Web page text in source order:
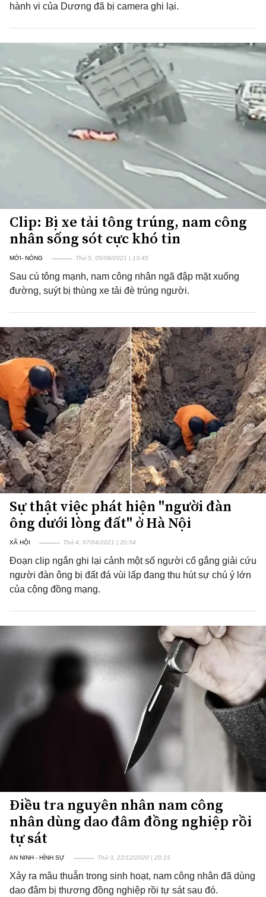
hành vi của Dương đã bị camera ghi lại.
Clip: Bị xe tải tông trúng, nam công
nhân sống sót cực khó tin
MỚI- NÓNG Thứ 5, 05/08/2021 | 13:45
Sau cú tông mạnh, nam công nhân ngã đập mặt xuống
đường, suýt bị thùng xe tải đè trúng người.
Sự thật việc phát hiện "người đàn
ông dưới lòng đất" ở Hà Nội
XÃ HỘI Thứ 4, 07/04/2021 | 20:54
Đoạn clip ngắn ghi lại cảnh một số người cố gắng giải cứu
người đàn ông bị đất đá vùi lấp đang thu hút sự chú ý lớn
của cộng đồng mạng.
Điều tra nguyên nhân nam công
nhân dùng dao đâm đồng nghiệp rồi
tự sát
AN NINH - HÌNH SỰ Thứ 3, 22/12/2020 | 20:15
Xảy ra mâu thuẫn trong sinh hoạt, nam công nhân đã dùng
dao đâm bị thương đồng nghiệp rồi tự sát sau đó.